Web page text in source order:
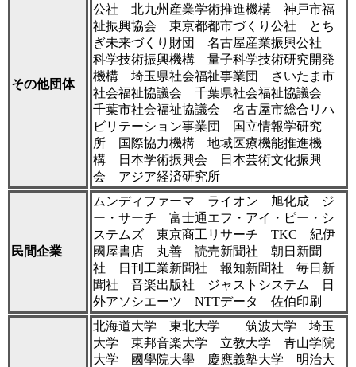
その他団体
公社 北九州産業学術推進機構 神戸市福
祉振興協会 東京都都市づくり公社 とち
ぎ未来づくり財団 名古屋産業振興公社
科学技術振興機構 量子科学技術研究開発
機構 埼玉県社会福祉事業団 さいたま市
社会福祉協議会 千葉県社会福祉協議会
千葉市社会福祉協議会 名古屋市総合リハ
ビリテーション事業団 国立情報学研究
所 国際協力機構 地域医療機能推進機
構 日本学術振興会 日本芸術文化振興
会 アジア経済研究所
民間企業
ムンディファーマ ライオン 旭化成 ジ
ー・サーチ 富士通エフ・アイ・ピー・シ
ステムズ 東京商工リサーチ TKC 紀伊
國屋書店 丸善 読売新聞社 朝日新聞
社 日刊工業新聞社 報知新聞社 毎日新
聞社 音楽出版社 ジャストシステム 日
外アソシエーツ NTTデータ 佐伯印刷
北海道大学 東北大学 筑波大学 埼玉
大学 東邦音楽大学 立教大学 青山学院
大学 國學院大學 慶應義塾大学 明治大